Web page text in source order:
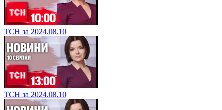
ТСН за 2024.08.10
ТСН за 2024.08.10